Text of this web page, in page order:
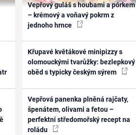
Vepřový guláš s houbami a pórkem
– krémový a voňavý pokrm z
jednoho hrnce
Křupavé květákové minipizzy s
olomouckými tvarůžky: bezlepkový
oběd s typicky českým sýrem
Vepřová panenka plněná rajčaty,
špenátem, olivami a fetou –
perfektní středomořský recept na
roládu